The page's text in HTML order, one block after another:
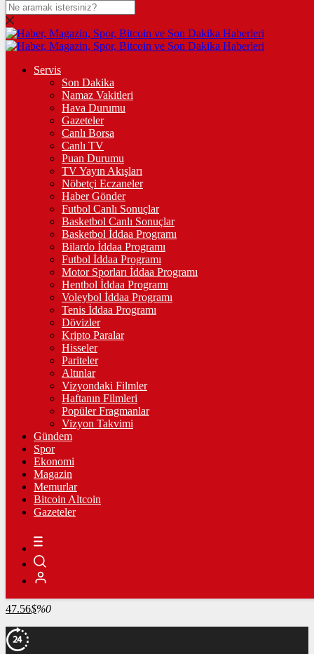
DOLAR
47,5967$% 0.06
% -0.08
STERLİN
% 0.1
GRAM ALTIN
%-0,10
ÇEYREK ALTIN
10.632,00%0,63
TAM ALTIN
42.344,00%0,63
%-0,27
%0,70
฿%-0.5
LİTECOİN
2164.54Ł%0.2
ETHEREUM
90687 Ξ%-0.4
RİPPLE
49.15
%-2.9
TETHER
47.56$%0
Servis
Son Dakika
Namaz Vakitleri
Hava Durumu
Gazeteler
Canlı Borsa
Canlı TV
Puan Durumu
TV Yayın Akışları
Nöbetçi Eczaneler
Haber Gönder
Futbol Canlı Sonuçlar
Basketbol Canlı Sonuçlar
Basketbol İddaa Programı
Bilardo İddaa Programı
Futbol İddaa Programı
Motor Sporları İddaa Programı
Hentbol İddaa Programı
Voleybol İddaa Programı
Tenis İddaa Programı
Dövizler
Kripto Paralar
Hisseler
Pariteler
Altınlar
Vizyondaki Filmler
Haftanın Filmleri
Popüler Fragmanlar
Vizyon Takvimi
Gündem
Spor
Ekonomi
Magazin
Memurlar
Bitcoin Altcoin
Gazeteler